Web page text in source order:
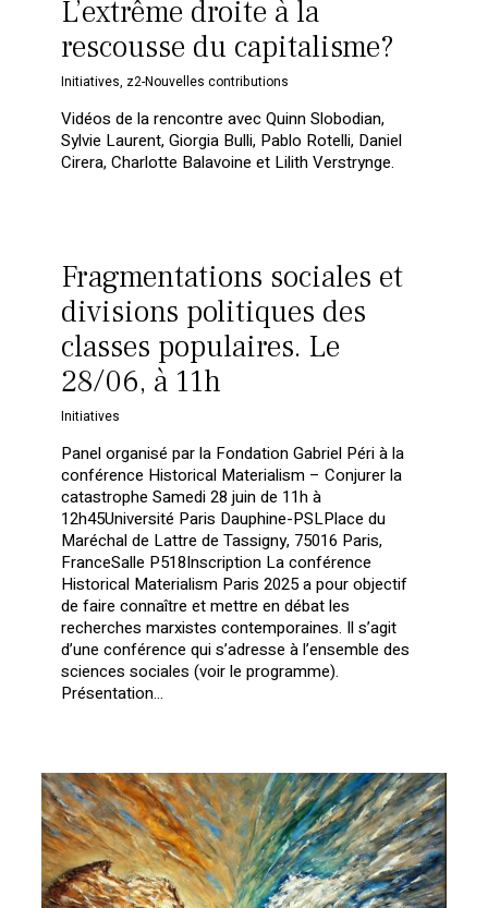
L’extrême droite à la
rescousse du capitalisme?
Initiatives, z2-Nouvelles contributions
Vidéos de la rencontre avec Quinn Slobodian,
Sylvie Laurent, Giorgia Bulli, Pablo Rotelli, Daniel
Cirera, Charlotte Balavoine et Lilith Verstrynge.
Fragmentations sociales et
divisions politiques des
classes populaires. Le
28/06, à 11h
Initiatives
Panel organisé par la Fondation Gabriel Péri à la
conférence Historical Materialism – Conjurer la
catastrophe Samedi 28 juin de 11h à
12h45Université Paris Dauphine-PSLPlace du
Maréchal de Lattre de Tassigny, 75016 Paris,
FranceSalle P518Inscription La conférence
Historical Materialism Paris 2025 a pour objectif
de faire connaître et mettre en débat les
recherches marxistes contemporaines. Il s’agit
d’une conférence qui s’adresse à l’ensemble des
sciences sociales (voir le programme).
Présentation…